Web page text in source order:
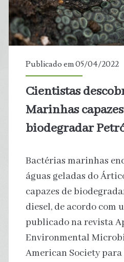
há
58
de
Publicado em 05/04/2022
Cientistas
Marinhas
biodegradar
Bactérias marinhas
águas geladas do
capazes de
diesel, de acordo com
publicado na revista
Environmental
American Society